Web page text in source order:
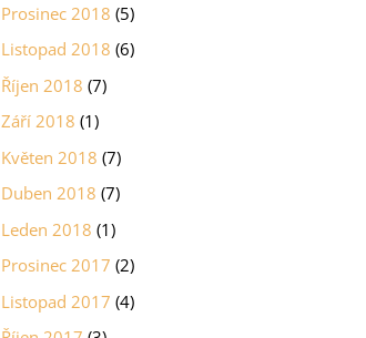
Prosinec 2018 (5)
Listopad 2018 (6)
Říjen 2018 (7)
Září 2018 (1)
Květen 2018 (7)
Duben 2018 (7)
Leden 2018 (1)
Prosinec 2017 (2)
Listopad 2017 (4)